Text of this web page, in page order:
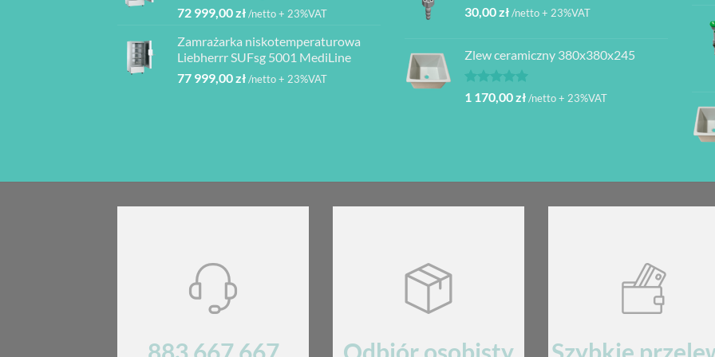
72 999,00zł/netto + 23%VAT
Zamrażarka niskotemperaturowa
Liebherrr SUFsg 5001 MediLine
77 999,00zł/netto + 23%VAT
30,00zł/netto + 23%VAT
Zlew ceramiczny 380x380x245
Oceniono
na 5
1 170,00zł/netto + 23%VAT